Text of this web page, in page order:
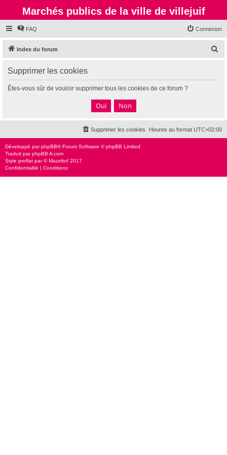
Marchés publics de la ville de villejuif
FAQ Connexion
Index du forum
c
Supprimer les cookies
Êtes-vous sûr de vouloir supprimer tous les cookies de ce forum ?
Heures au format UTC+02:00
Supprimer les cookies
Développé parphpBB® Forum Software © phpBB Limited
Traduit parphpBB-fr.com
Style proflat par ©Mazeltof 2017
Confidentialité | Conditions